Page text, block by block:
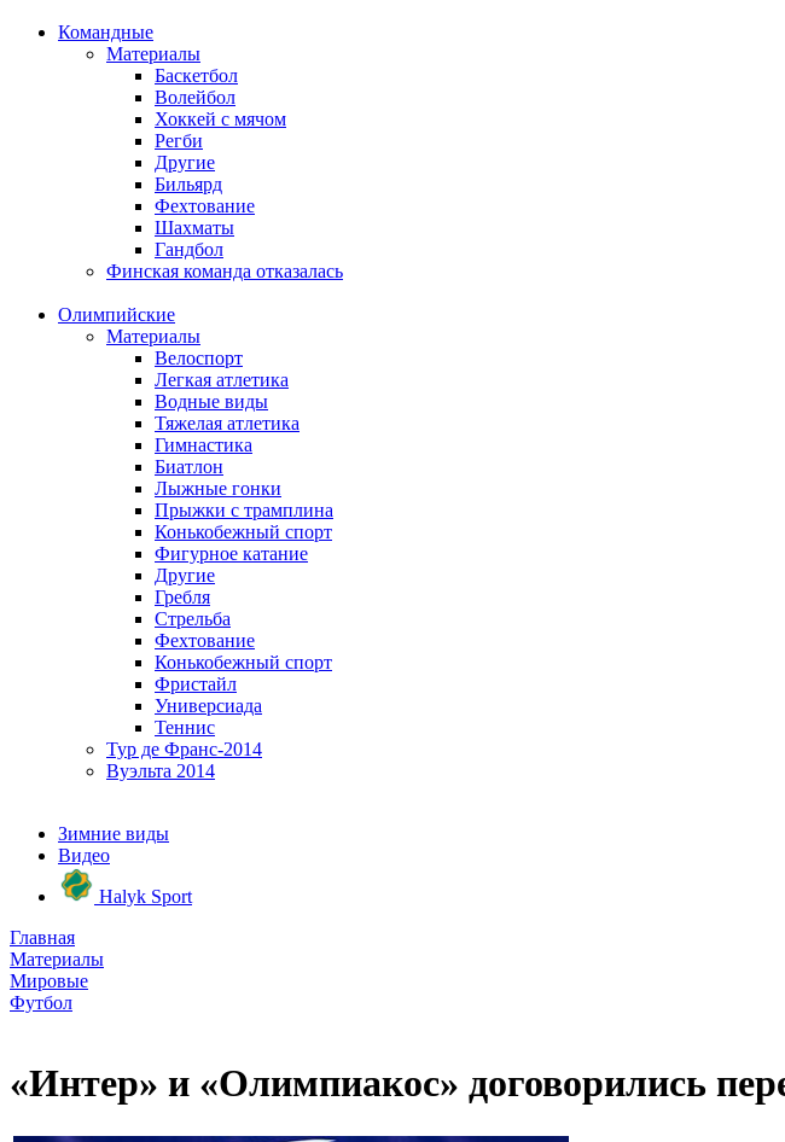
Командные
Материалы
Баскетбол
Волейбол
Хоккей с мячом
Регби
Другие
Бильярд
Фехтование
Шахматы
Гандбол
Финская команда отказалась
Олимпийские
Материалы
Велоспорт
Легкая атлетика
Водные виды
Тяжелая атлетика
Гимнастика
Биатлон
Лыжные гонки
Прыжки с трамплина
Конькобежный спорт
Фигурное катание
Другие
Гребля
Стрельба
Фехтование
Конькобежный спорт
Фристайл
Универсиада
Теннис
Тур де Франс-2014
Вуэльта 2014
Зимние виды
Видео
Halyk Sport
Главная
Материалы
Мировые
Футбол
«Интер» и «Олимпиакос» договорились